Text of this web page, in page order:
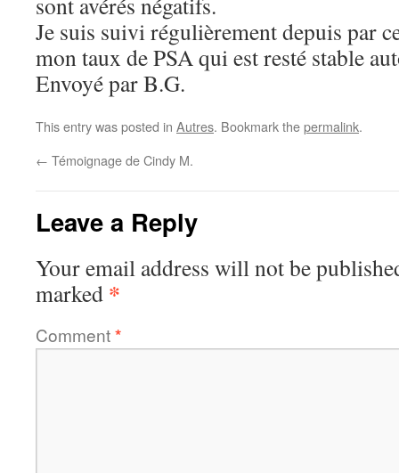
Je suis suivi régulièrement depuis par
mon taux de PSA qui est resté stable
Envoyé par B.G.
This entry was posted in Autres. Bookmark thepermalink.
← Témoignage de Cindy M.
Leave a Reply
Your email address will not be
marked *
Comment*